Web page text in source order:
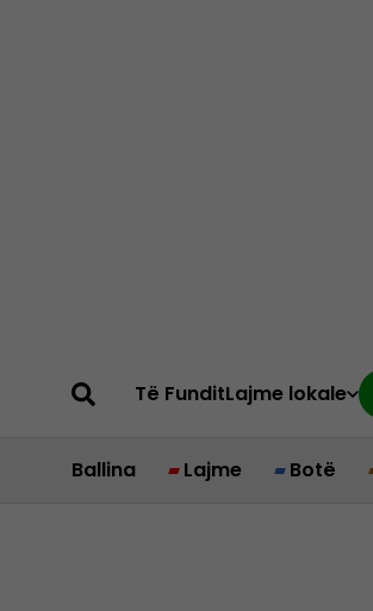
Të FunditLajme lokale
Ballina Lajme Botë